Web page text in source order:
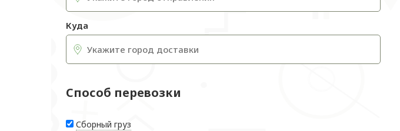
Куда
Способ перевозки
Сборный груз